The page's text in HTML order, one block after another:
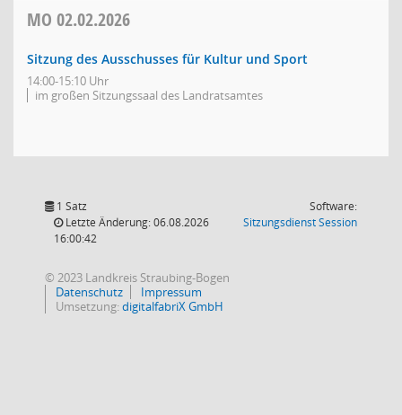
MO 02.02.2026
Sitzung des Ausschusses für Kultur und Sport
14:00-15:10 Uhr
im großen Sitzungssaal des Landratsamtes
1 Satz
Letzte Änderung: 06.08.2026
16:00:42
Software:
SitzungsdienstSession(Wird in
© 2023 Landkreis Straubing-Bogen
Datenschutz
Impressum
Umsetzung:digitalfabriX GmbH